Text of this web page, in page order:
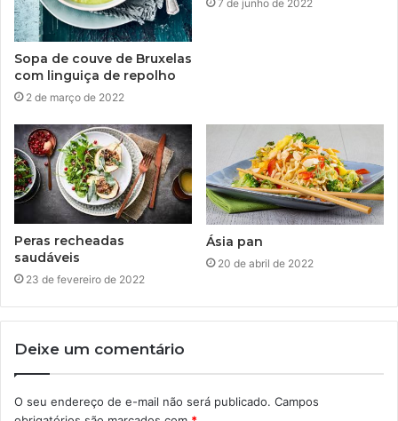
Sopa de couve de Bruxelas
com linguiça de repolho
2 de março de 2022
7 de junho de 2022
Peras recheadas
saudáveis
23 de fevereiro de 2022
Ásia pan
20 de abril de 2022
Deixe um comentário
O seu endereço de e-mail não será publicado. Campos